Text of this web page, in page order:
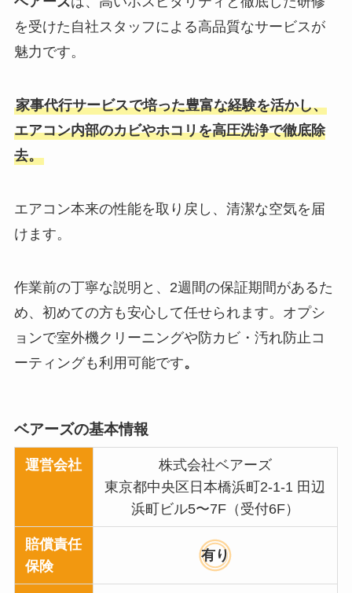
を受けた自社スタッフによる高品質なサービスが
魅力です。
家事代行サービスで培った豊富な経験を活かし、
エアコン内部のカビやホコリを高圧洗浄で徹底除
去。
エアコン本来の性能を取り戻し、清潔な空気を届
けます。
作業前の丁寧な説明と、2週間の保証期間があるた
め、初めての方も安心して任せられます。オプシ
ョンで室外機クリーニングや防カビ・汚れ防止コ
ーティングも利用可能です。
ベアーズの基本情報
運営会社
株式会社ベアーズ
東京都中央区日本橋浜町2-1-1 田辺
浜町ビル5〜7F（受付6F）
賠償責任
保険
有り